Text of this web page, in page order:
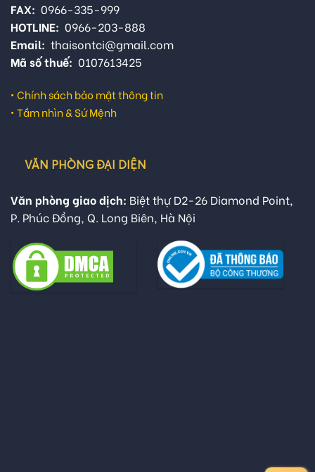
FAX: 0966-335-999
HOTLINE: 0966-203-888
Email: thaisontci@gmail.com
Mã số thuế: 0107613425
• Chính sách bảo mật thông tin
• Tầm nhìn & Sứ Mệnh
VĂN PHÒNG ĐẠI DIỆN
Văn phòng giao dịch: Biệt thự D2-26 Diamond Point,
P. Phúc Đồng, Q. Long Biên, Hà Nội